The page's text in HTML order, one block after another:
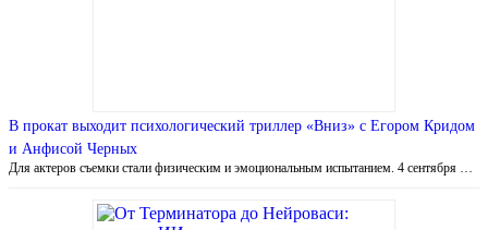
В прокат выходит психологический триллер «Вниз» с Егором Кридом
и Анфисой Черных
Для актеров съемки стали физическим и эмоциональным испытанием. 4 сентября …